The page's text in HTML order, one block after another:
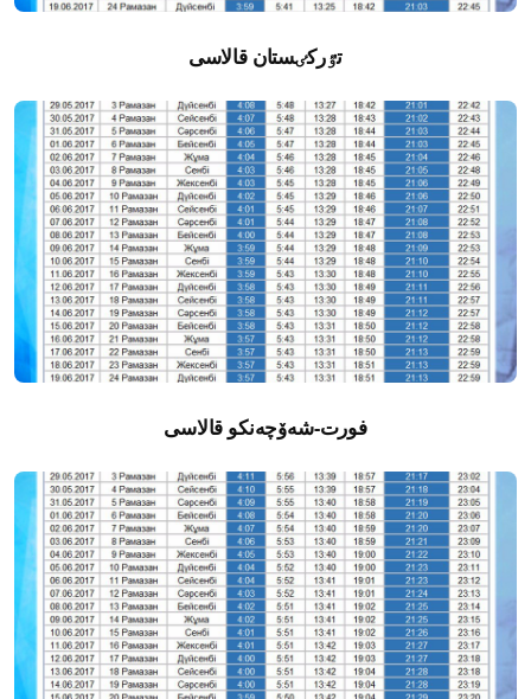
تٷركٸستان قالاسى
فورت-شەۆچەنكو قالاسى